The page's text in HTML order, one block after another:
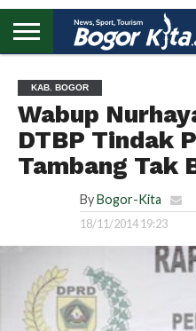
UTAMA
KAB. BOGOR
Wabup
DTBP Tindak
Tambang Tak
By Bogor-Kita
18/11/2014 19:23